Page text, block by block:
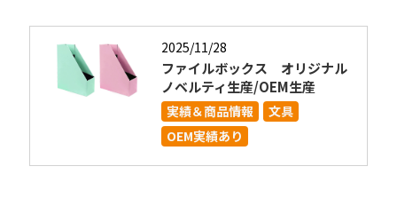
2025/11/28
ファイルボックス オリジナル
ノベルティ生産/OEM生産
実績＆商品情報
文具
OEM実績あり